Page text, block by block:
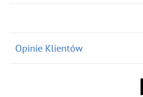
Opinie Klientów